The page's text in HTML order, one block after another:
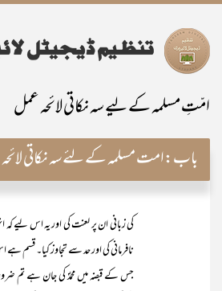
امّتِ مسلمہ کے لیے سہ نکاتی لائحہ عمل
باب:امت مسلمہ کے لئے سہ نکاتی لائحہ عمل اور نہی عن المنکر کی خصوصی اہمیت
کی زبانی ان پر لعنت کی اور یہ اس لیے
نافرمانی کی اور حد سے تجاوز کیا۔ قسم
جس کے قبضہ میں محمدؐ کی جان ہے تم